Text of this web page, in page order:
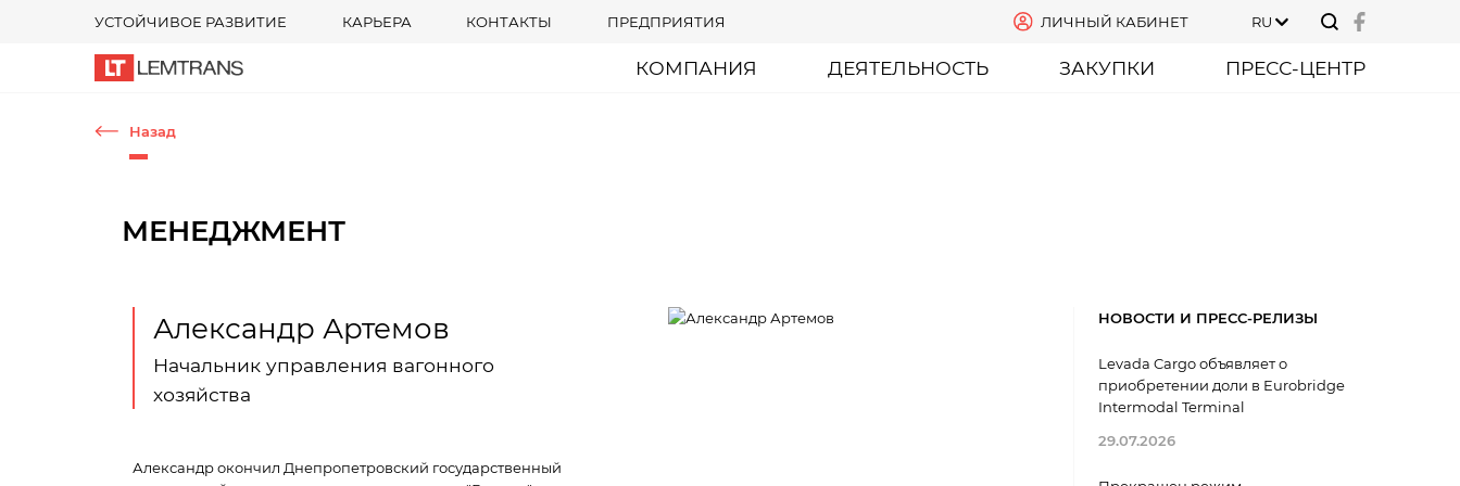
УСТОЙЧИВОЕ РАЗВИТИЕ КАРЬЕРА КОНТАКТЫ ПРЕДПРИЯТИЯ ЛИЧНЫЙ КАБИНЕТ RU
КОМПАНИЯ ДЕЯТЕЛЬНОСТЬ ЗАКУПКИ ПРЕСС-ЦЕНТР
Назад
МЕНЕДЖМЕНТ
Александр Артемов
Начальник управления вагонного
хозяйства
Александр окончил Днепропетровский государственный
НОВОСТИ И ПРЕСС-РЕЛИЗЫ
Levada Cargo объявляет о
приобретении доли в Eurobridge
Intermodal Terminal
29.07.2026